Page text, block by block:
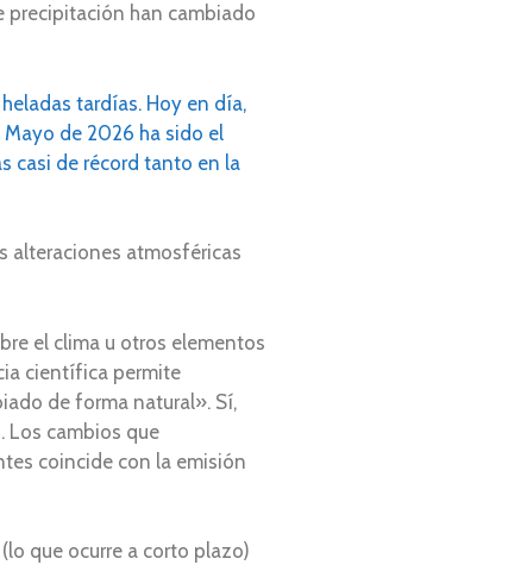
precipitación han cambiado
tardías. Hoy en día,
de 2026 ha sido el
casi de récord tanto en la
alteraciones atmosféricas
el clima u otros elementos
científica permite
de forma natural». Sí,
Los cambios que
coincide con la emisión
que ocurre a corto plazo)